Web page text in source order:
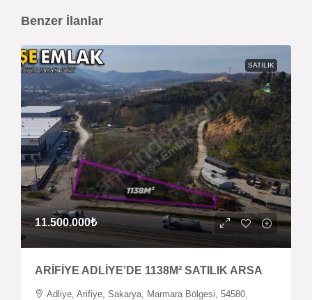
Benzer İlanlar
SATILIK
11.500.000₺
ARİFİYE ADLİYE’DE 1138M² SATILIK ARSA
Adliye, Arifiye, Sakarya, Marmara Bölgesi, 54580,